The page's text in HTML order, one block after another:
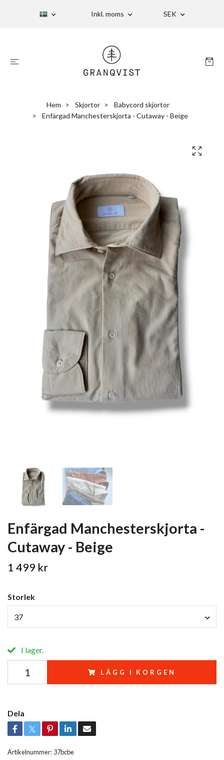
Inkl. moms SEK
Hem Skjortor
Babycord skjortor
Enfärgad Manchesterskjorta - Cutaway - Beige
Enfärgad Manchesterskjorta -
Cutaway - Beige
1 499 kr
Storlek
37
I lager.
LÄGG I KORGEN
Dela
Artikelnummer: 37bcbe